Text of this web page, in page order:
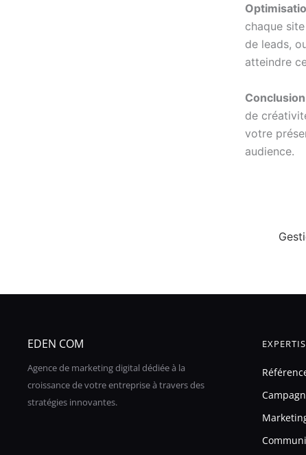
chaque
de leads,
atteindre
de
votre
audience.
EDEN COM
Agence de marketing digital dédiée à la
croissance de votre entreprise à travers des
stratégies innovantes.